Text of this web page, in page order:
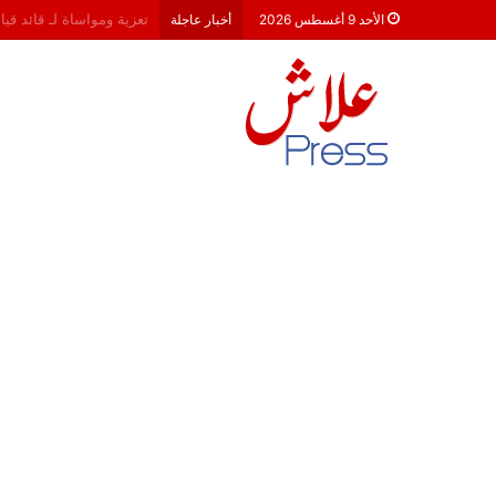
الأحد 9 أغسطس 2026 أخبار عاجلة هشام جناح: من تألق